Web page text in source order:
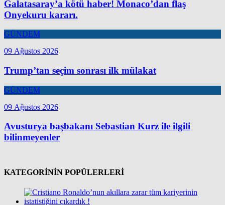
Galatasaray’a kötü haber! Monaco’dan flaş
Onyekuru kararı.
GÜNDEM
09 Ağustos 2026
Trump’tan seçim sonrası ilk mülakat
GÜNDEM
09 Ağustos 2026
Avusturya başbakanı Sebastian Kurz ile ilgili
bilinmeyenler
KATEGORİNİN POPÜLERLERİ